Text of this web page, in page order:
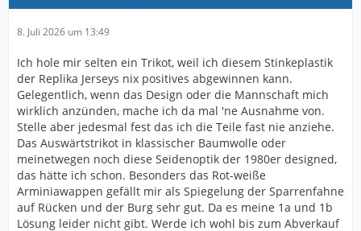
8. Juli 2026 um 13:49
Ich hole mir selten ein Trikot, weil ich diesem Stinkeplastik
der Replika Jerseys nix positives abgewinnen kann.
Gelegentlich, wenn das Design oder die Mannschaft mich
wirklich anzünden, mache ich da mal 'ne Ausnahme von.
Stelle aber jedesmal fest das ich die Teile fast nie anziehe.
Das Auswärtstrikot in klassischer Baumwolle oder
meinetwegen noch diese Seidenoptik der 1980er designed,
das hätte ich schon. Besonders das Rot-weiße
Arminiawappen gefällt mir als Spiegelung der Sparrenfahne
auf Rücken und der Burg sehr gut. Da es meine 1a und 1b
Lösung leider nicht gibt. Werde ich wohl bis zum Abverkauf